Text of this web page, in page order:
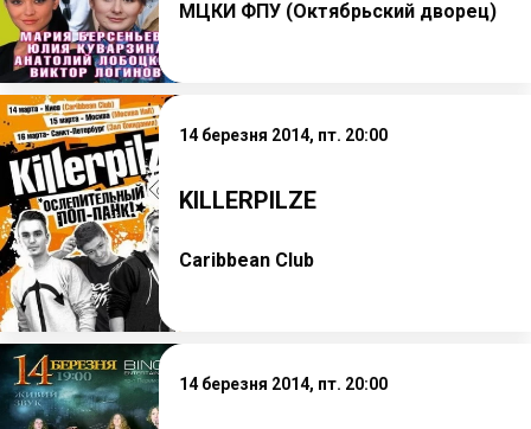
МЦКИ ФПУ (Октябрьский дворец)
14 березня 2014, пт. 20:00
KILLERPILZE
Caribbean Club
14 березня 2014, пт. 20:00